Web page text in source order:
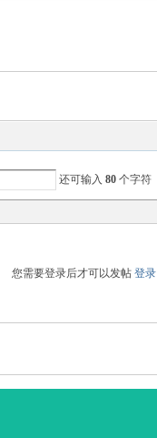
还可输入 80 个字符
您需要登录后才可以发帖 登录